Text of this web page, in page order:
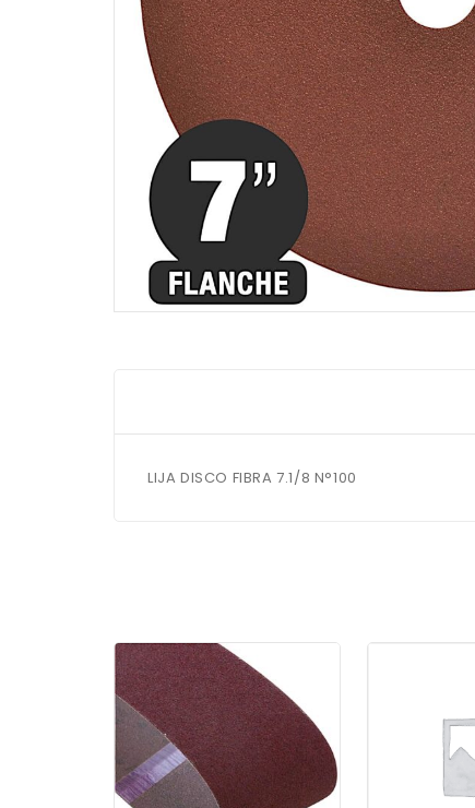
LIJA DISCO FIBRA 7.1/8 N°100